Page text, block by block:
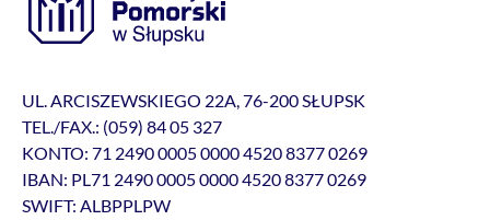
UL. ARCISZEWSKIEGO 22A, 76-200 SŁUPSK
TEL./FAX.: (059) 84 05 327
KONTO: 71 2490 0005 0000 4520 8377 0269
IBAN: PL71 2490 0005 0000 4520 8377 0269
SWIFT: ALBPPLPW